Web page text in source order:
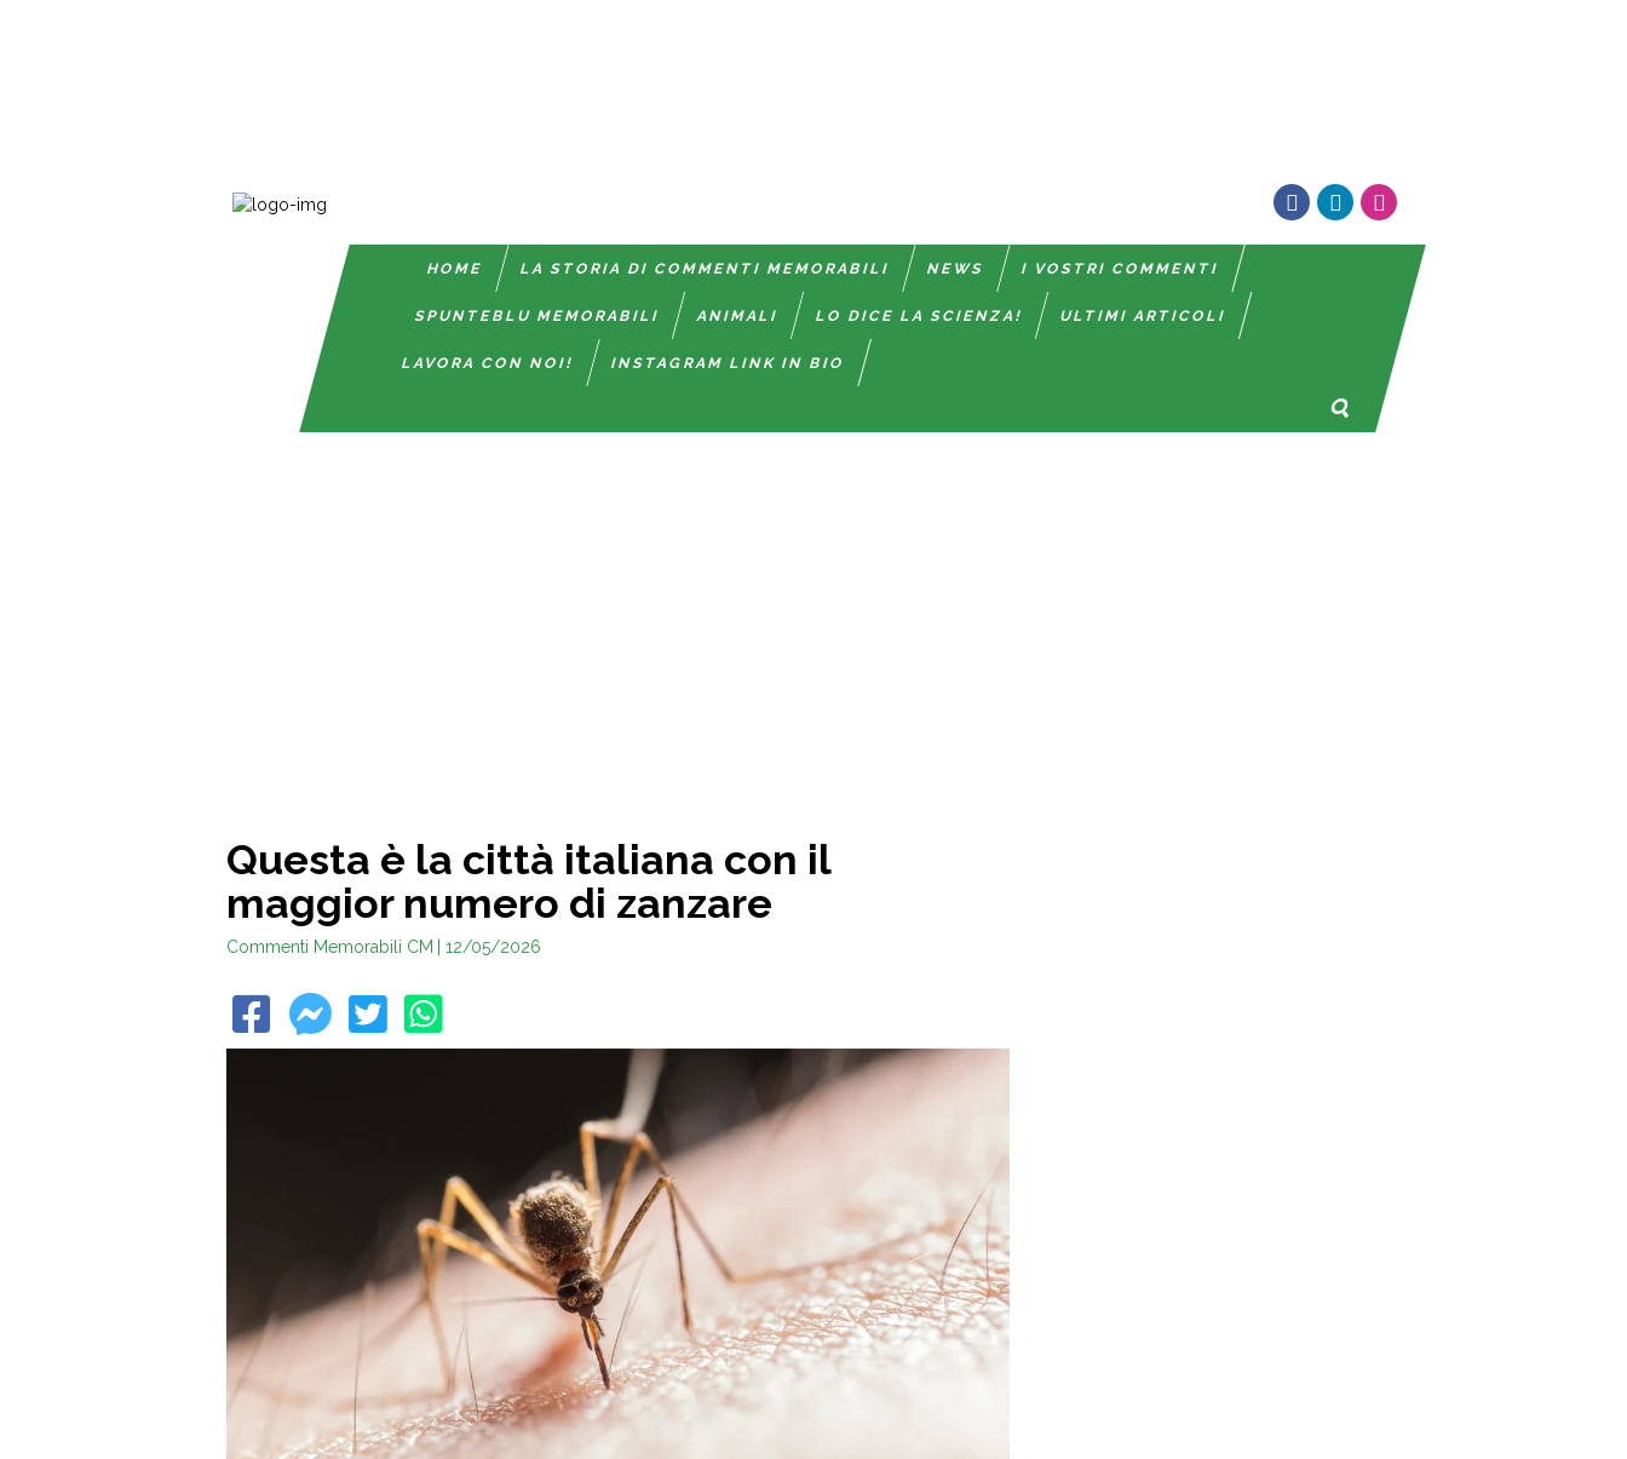
HOME LA STORIA DI COMMENTI MEMORABILI NEWS I VOSTRI COMMENTI
SPUNTEBLU MEMORABILI ANIMALI LO DICE LA SCIENZA! ULTIMI ARTICOLI
LAVORA CON NOI! INSTAGRAM LINK IN BIO
Questa è la città italiana con il
maggior numero di zanzare
Commenti Memorabili CM | 12/05/2026